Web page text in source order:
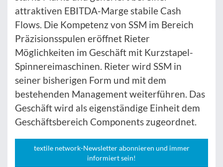
attraktiven EBITDA-Marge stabile Cash
Flows. Die Kompetenz von SSM im Bereich
Präzisionsspulen eröffnet Rieter
Möglichkeiten im Geschäft mit Kurzstapel-
Spinnereimaschinen. Rieter wird SSM in
seiner bisherigen Form und mit dem
bestehenden Management weiterführen. Das
Geschäft wird als eigenständige Einheit dem
Geschäftsbereich Components zugeordnet.
textile network-Newsletter abonnieren und immer
informiert sein!